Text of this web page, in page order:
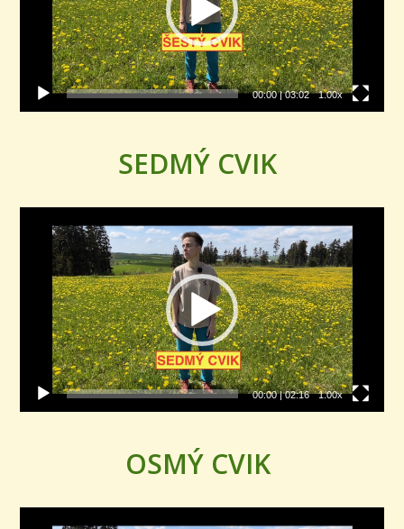
00:00|03:02 1.00x
SEDMÝ CVIK
přehrávač
00:00|02:16 1.00x
OSMÝ CVIK